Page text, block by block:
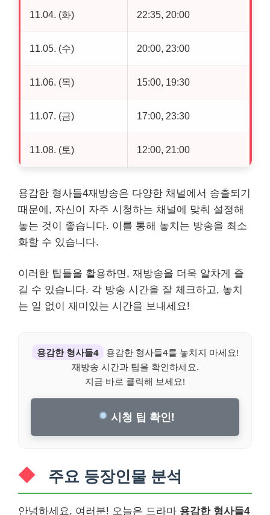
11.04. (화) 22:35, 20:00
11.05. (수) 20:00, 23:00
11.06. (목) 15:00, 19:30
11.07. (금) 17:00, 23:30
11.08. (토) 12:00, 21:00
용감한 형사들4재방송은 다양한 채널에서 송출되기
때문에, 자신이 자주 시청하는 채널에 맞춰 설정해
놓는 것이 좋습니다. 이를 통해 놓치는 방송을 최소
화할 수 있습니다.
이러한 팁들을 활용하면, 재방송을 더욱 알차게 즐
길 수 있습니다. 각 방송 시간을 잘 체크하고, 놓치
는 일 없이 재미있는 시간을 보내세요!
용감한 형사들4
용감한 형사들4를 놓치지 마세요!
재방송 시간과 팁을 확인하세요.
지금 바로 클릭해 보세요!
시청 팁 확인!
주요 등장인물 분석
안녕하세요, 여러분! 오늘은 드라마 용감한 형사들4